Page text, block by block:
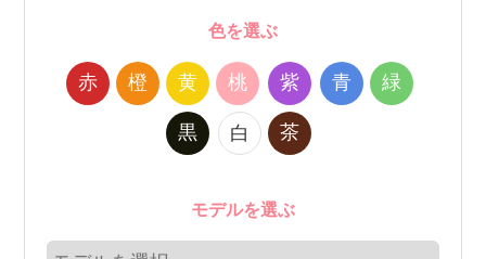
色を選ぶ
赤 橙 黄 桃 紫 青 緑
黒 白 茶
モデルを選ぶ